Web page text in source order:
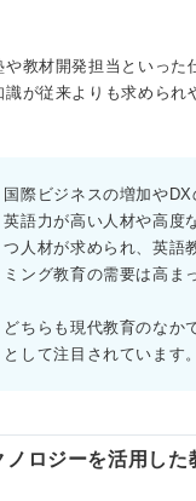
や教材開発担当といった
が従来よりも求められ
国際ビジネスの増加やDX
英語力が高い人材や高度
つ人材が求められ、英語
ミング教育の需要は高ま
どちらも現代教育のなか
として注目されています。
ロジーを活用した